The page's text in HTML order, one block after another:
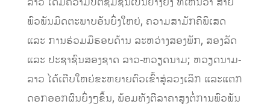
ພົວພັນມິດຕະພາບອັນຍິ່ງໃຫຍ່, ຄວາມສາມັກຄີພິເສດ
ແລະ ການຮ່ວມມືຮອບດ້ານ ລະຫວ່າງສອງພັກ, ສອງລັດ
ແລະ ປະຊາຊົນສອງຊາດ ລາວ-ຫວຽດນາມ; ຫວຽດນາມ-
ລາວ ໄດ້ເຕີບໃຫຍ່ຂະຫຍາຍຕົວເຂົ້າສູ່ລວງເລິກ ແລະແຕກ
ດອກອອກຜົນຍິ່ງໆຂຶ້ນ, ພ້ອມທັງຕີລາຄາສູງຕໍ່ການພົວພັນ